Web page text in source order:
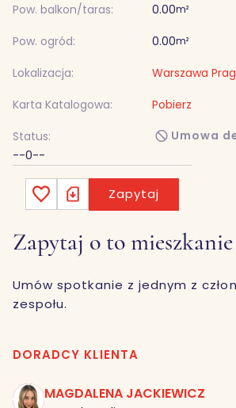
Pow. balkon/taras:
0.00m²
Pow. ogród: 0.00m²
Lokalizacja:
Warszawa
Karta Katalogowa:
Pobierz
Status:
Umowa
--0--
Zapytaj
Zapytaj o to mieszkanie
Umów spotkanie z jednym z
zespołu.
DORADCY KLIENTA
MJ MAGDALENA JACKIEWICZ